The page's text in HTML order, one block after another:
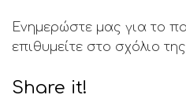
Ενημερώστε μας για το
επιθυμείτε στο σχόλιο
Share it!